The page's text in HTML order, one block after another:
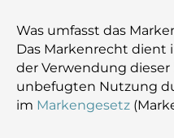
Was umfasst das
Das Markenrecht dient
der Verwendung
unbefugten Nutzung
im Markengesetz